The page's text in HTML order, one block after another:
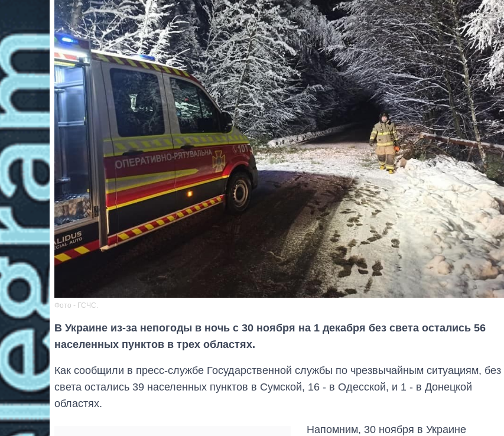
Фото - ГСЧС.
В Украине из-за непогоды в ночь с 30 ноября на 1 декабря без света остались 56
населенных пунктов в трех областях.
Как сообщили в пресс-службе Государственной службы по чрезвычайным ситуациям, без
света остались 39 населенных пунктов в Сумской, 16 - в Одесской, и 1 - в Донецкой
областях.
Напомним, 30 ноября в Украине